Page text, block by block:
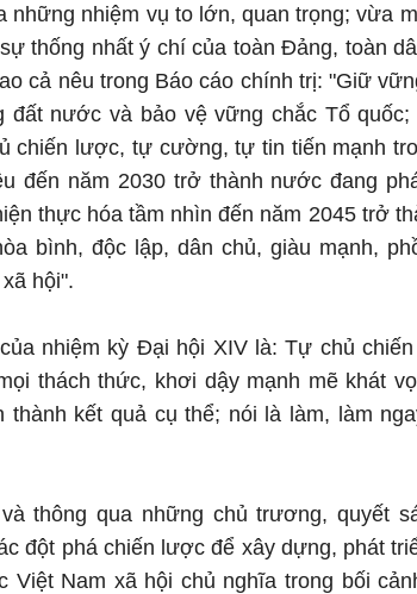
những nhiệm vụ to lớn, quan trọng; vừa
thống nhất ý chí của toàn Đảng, toàn
cả nêu trong Báo cáo chính trị: "Giữ
đất nước và bảo vệ vững chắc Tổ
chiến lược, tự cường, tự tin tiến mạnh
đến năm 2030 trở thành nước đang
thực hóa tầm nhìn đến năm 2045 trở
bình, độc lập, dân chủ, giàu mạnh,
hội".
nhiệm kỳ Đại hội XIV là: Tự chủ
thách thức, khơi dậy mạnh mẽ khát
thành kết quả cụ thể; nói là làm, làm
thông qua những chủ trương, quyết
đột phá chiến lược để xây dựng, phát
Việt Nam xã hội chủ nghĩa trong bối